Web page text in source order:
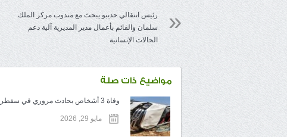
رئيس انتقالي حديبو يبحث مع مندوب مركز الملك
سلمان والقائم بأعمال مدير المديرية آلية دعم
الحالات الإنسانية
مواضيع ذات صلة
وفاة 3 أشخاص بحادث مروري في سقطرى
مايو 29, 2026